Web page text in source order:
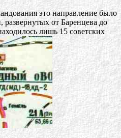
это направление было
от Баренцева до
лишь 15 советских